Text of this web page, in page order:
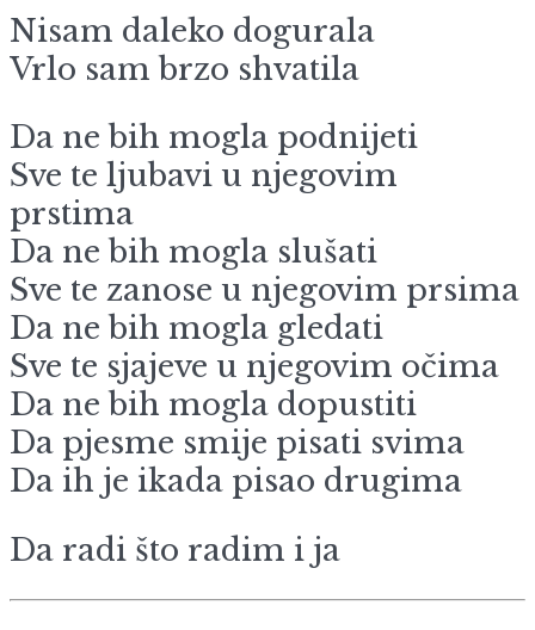
Nisam daleko dogurala
Vrlo sam brzo shvatila
Da ne bih mogla podnijeti
Sve te ljubavi u njegovim
prstima
Da ne bih mogla slušati
Sve te zanose u njegovim prsima
Da ne bih mogla gledati
Sve te sjajeve u njegovim očima
Da ne bih mogla dopustiti
Da pjesme smije pisati svima
Da ih je ikada pisao drugima
Da radi što radim i ja